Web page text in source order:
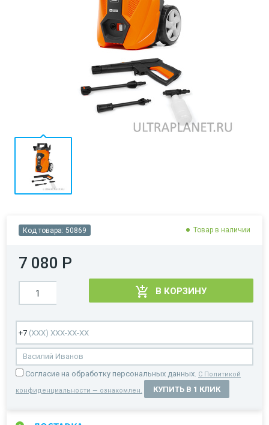
Код товара: 50869 Товар в наличии
7 080 Р
В КОРЗИНУ
Cогласие на обработку персональных данных. С Политикой
конфиденциальности — ознакомлен. КУПИТЬ В 1 КЛИК